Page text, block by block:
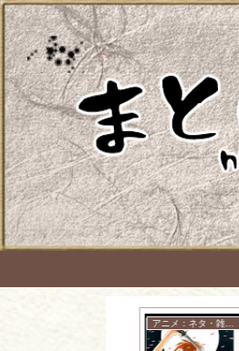
アニメ：ネタ・雑談・ニュース